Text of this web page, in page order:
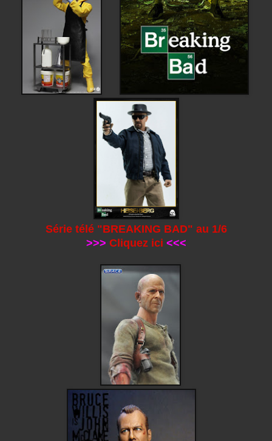
Série télé "BREAKING BAD" au 1/6
>>> Cliquez ici <<<